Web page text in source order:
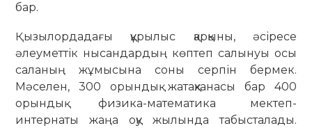
бар.
Қызылордадағы құрылыс қарқыны, әсіресе
әлеуметтік нысандардың көптеп салынуы осы
саланың жұмысына соны серпін бермек.
Мәселен, 300 орындық жатақханасы бар 400
орындық физика-математика мектеп-
интернаты жаңа оқу жылында табысталады.